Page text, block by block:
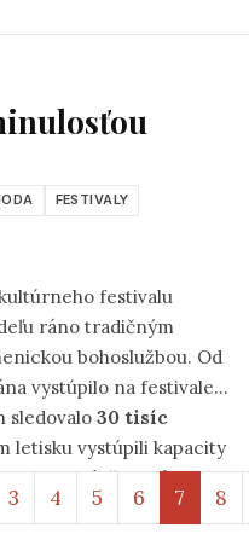
tvárach
folku aj nové zaujímavé
FESTIVALY
festivalu
ráno tradičným
bohoslužbou. Od
vystúpilo na festivale
sledovalo 30 tisíc
letisku vystúpili kapacity
LambčiMadness.
strana
3 4 5 6 7 8